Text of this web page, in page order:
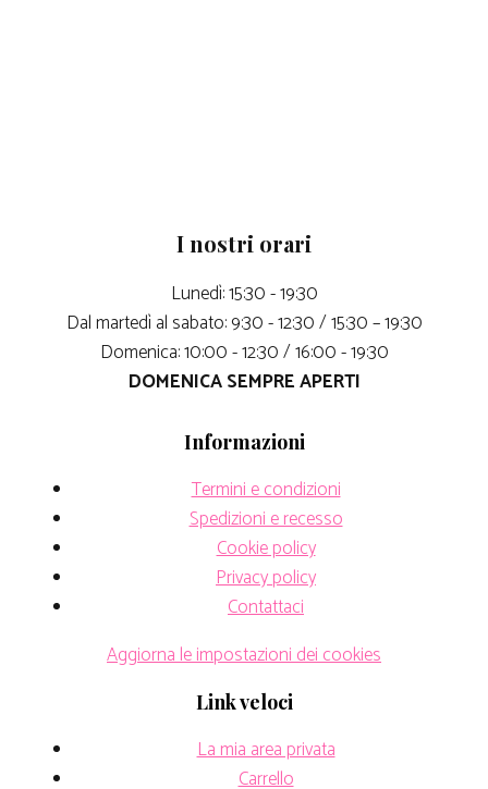
I nostri orari
Lunedì: 15:30 - 19:30
Dal martedì al sabato: 9:30 - 12:30 / 15:30 – 19:30
Domenica: 10:00 - 12:30 / 16:00 - 19:30
DOMENICA SEMPRE APERTI
Informazioni
Termini e condizioni
Spedizioni e recesso
Cookie policy
Privacy policy
Contattaci
Aggiorna le impostazioni dei cookies
Link veloci
La mia area privata
Carrello